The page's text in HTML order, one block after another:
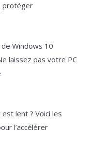
protéger
Windows 10
laissez pas votre PC
lent ? Voici les
l’accélérer